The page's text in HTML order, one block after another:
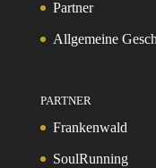
Partner
Allgemeine
PARTNER
Frankenwald
SoulRunning